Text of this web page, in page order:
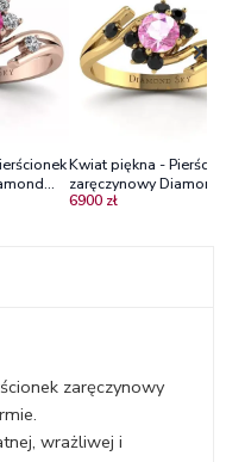
z
Kwiat piękna -
zaręczynowy Diamond
Sky z żółtego złota z
6900 zł
zaręczynowy
wrażliwej i